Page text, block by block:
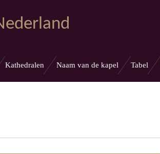
Kathedralen Naam van de kapel Tabel